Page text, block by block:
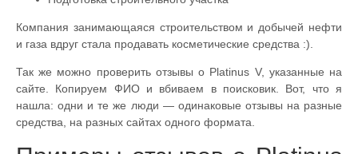
Компания занимающаяся строительством и добычей нефти
и газа вдруг стала продавать косметические средства :).
Так же можно проверить отзывы о Platinus V, указанные на
сайте. Копируем ФИО и вбиваем в поисковик. Вот, что я
нашла: одни и те же люди — одинаковые отзывы на разные
средства, на разных сайтах одного формата.